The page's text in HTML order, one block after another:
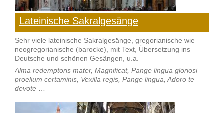
Lateinische Sakralgesänge
Sehr viele lateinische Sakralgesänge, gregorianische wie
neogregorianische (barocke), mit Text, Übersetzung ins
Deutsche und schönen Gesängen, u.a.
Alma redemptoris mater, Magnificat, Pange lingua gloriosi
proelium certaminis, Vexilla regis, Pange lingua, Adoro te
devote